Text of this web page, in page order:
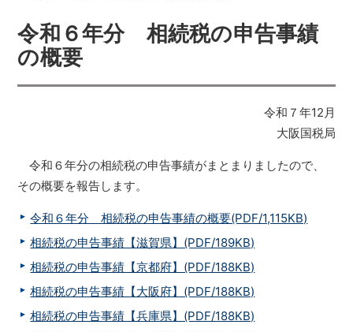
令和６年分 相続税の申告事績
の概要
令和７年12月
大阪国税局
令和６年分の相続税の申告事績がまとまりましたので、
その概要を報告します。
令和６年分 相続税の申告事績の概要(PDF/1,115KB)
相続税の申告事績【滋賀県】(PDF/189KB)
相続税の申告事績【京都府】(PDF/188KB)
相続税の申告事績【大阪府】(PDF/188KB)
相続税の申告事績【兵庫県】(PDF/188KB)